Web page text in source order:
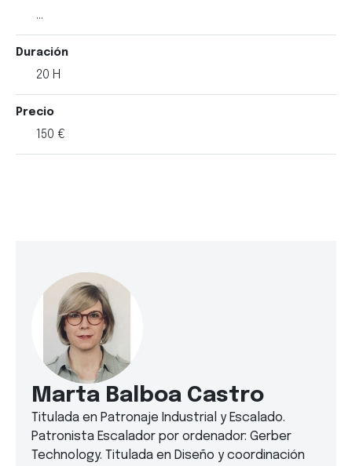
...
Duración
20 H
Precio
150 €
Marta Balboa Castro
Titulada en Patronaje Industrial y Escalado.
Patronista Escalador por ordenador: Gerber
Technology. Titulada en Diseño y coordinación